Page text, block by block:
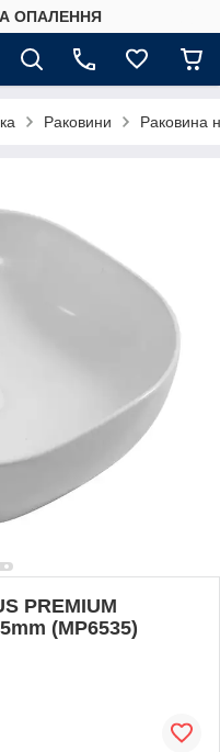
ОПАЛЕННЯ
Раковини Раковина
PREMIUM
(MP6535)